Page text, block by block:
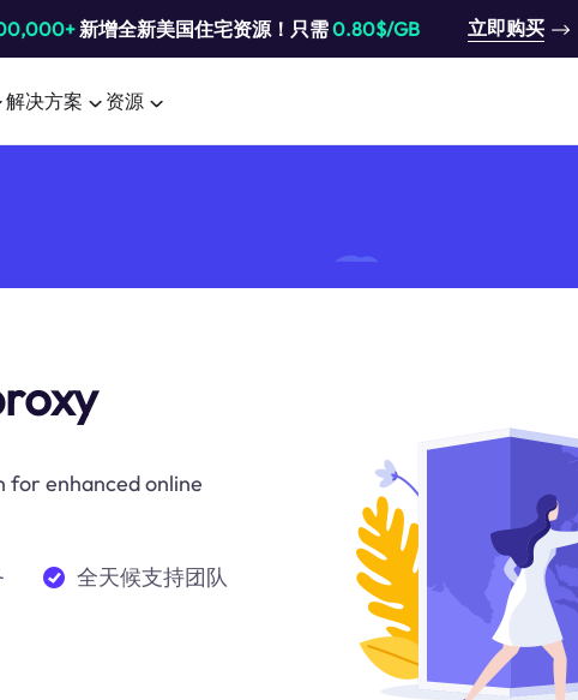
新增全新美国住宅资源！只需0.80$/GB 立即购买
解决方案 资源
for enhanced online
全天候支持团队